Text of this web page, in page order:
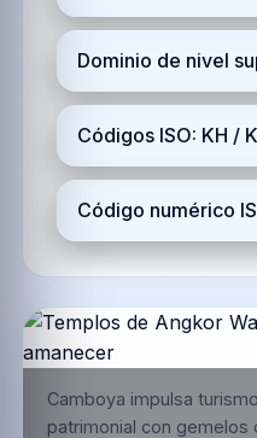
Dominio de nivel
Códigos ISO: KH /
Código numérico
Camboya impulsa
patrimonial con gemelos